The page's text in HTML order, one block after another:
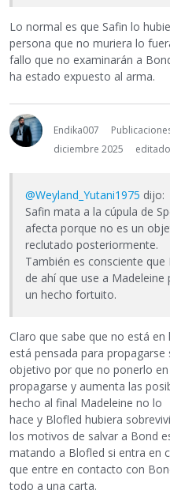
Lo normal es que Safin lo
persona que no muriera lo
fallo que no examinarán a
ha estado expuesto al arma.
Endika007
diciembre 2025
@Weyland_Yutani1975 dijo:
Safin mata a la cúpula de
afecta porque no es un
reclutado posteriormente.
También es consciente
de ahí que use a
un hecho fortuito.
Claro que sabe que no está
está pensada para
objetivo por que no ponerlo
propagarse y aumenta las
hecho al final Madeleine no lo
hace y Blofled hubiera
los motivos de salvar a Bond
matando a Blofled si entra en
que entre en contacto con
todo a una carta.